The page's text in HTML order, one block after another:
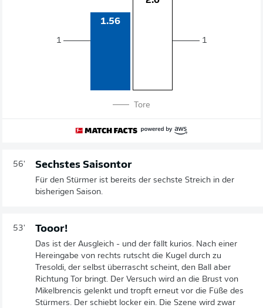
1
1.56
1
Tore
56' Sechstes Saisontor
Für den Stürmer ist bereits der sechste Streich in der
bisherigen Saison.
53' Tooor!
Das ist der Ausgleich - und der fällt kurios. Nach einer
Hereingabe von rechts rutscht die Kugel durch zu
Tresoldi, der selbst überrascht scheint, den Ball aber
Richtung Tor bringt. Der Versuch wird an die Brust von
Mikelbrencis gelenkt und tropft erneut vor die Füße des
Stürmers. Der schiebt locker ein. Die Szene wird zwar